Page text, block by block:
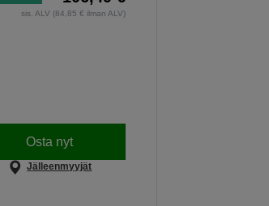
sis. ALV (84,85 € ilman ALV)
Osta nyt
Jälleenmyyjät